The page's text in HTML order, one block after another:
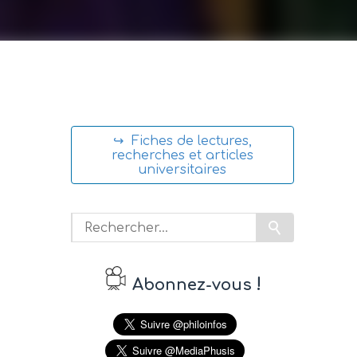
↪ Fiches de lectures,
recherches et articles
universitaires
Abonnez-vous !